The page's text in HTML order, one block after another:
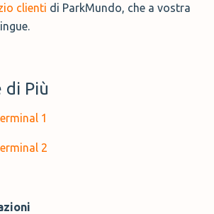
clienti di ParkMundo, che a vostra
di Più
1
2